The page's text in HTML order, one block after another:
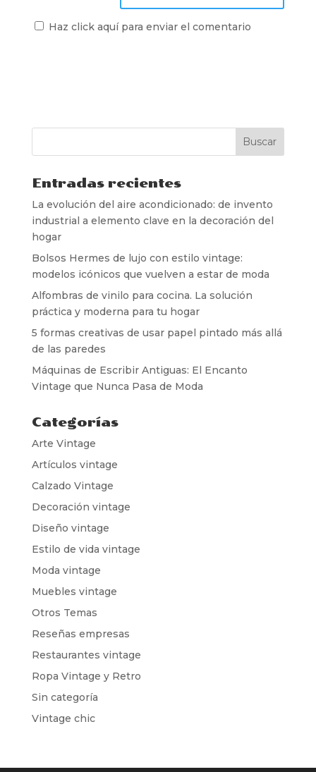
Haz click aquí para enviar el comentario
Entradas recientes
La evolución del aire acondicionado: de invento
industrial a elemento clave en la decoración del
hogar
Bolsos Hermes de lujo con estilo vintage:
modelos icónicos que vuelven a estar de moda
Alfombras de vinilo para cocina. La solución
práctica y moderna para tu hogar
5 formas creativas de usar papel pintado más allá
de las paredes
Máquinas de Escribir Antiguas: El Encanto
Vintage que Nunca Pasa de Moda
Categorías
Arte Vintage
Artículos vintage
Calzado Vintage
Decoración vintage
Diseño vintage
Estilo de vida vintage
Moda vintage
Muebles vintage
Otros Temas
Reseñas empresas
Restaurantes vintage
Ropa Vintage y Retro
Sin categoría
Vintage chic